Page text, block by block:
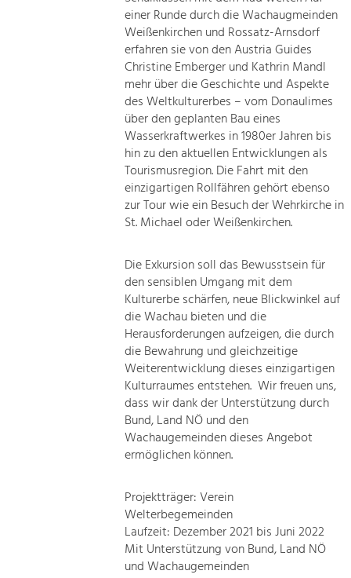
einer Runde durch die Wachaugmeinden
Weißenkirchen und Rossatz-Arnsdorf
erfahren sie von den Austria Guides
Christine Emberger und Kathrin Mandl
mehr über die Geschichte und Aspekte
des Weltkulturerbes – vom Donaulimes
über den geplanten Bau eines
Wasserkraftwerkes in 1980er Jahren bis
hin zu den aktuellen Entwicklungen als
Tourismusregion. Die Fahrt mit den
einzigartigen Rollfähren gehört ebenso
zur Tour wie ein Besuch der Wehrkirche in
St. Michael oder Weißenkirchen.
Die Exkursion soll das Bewusstsein für
den sensiblen Umgang mit dem
Kulturerbe schärfen, neue Blickwinkel auf
die Wachau bieten und die
Herausforderungen aufzeigen, die durch
die Bewahrung und gleichzeitige
Weiterentwicklung dieses einzigartigen
Kulturraumes entstehen. Wir freuen uns,
dass wir dank der Unterstützung durch
Bund, Land NÖ und den
Wachaugemeinden dieses Angebot
ermöglichen können.
Projektträger: Verein
Welterbegemeinden
Laufzeit: Dezember 2021 bis Juni 2022
Mit Unterstützung von Bund, Land NÖ
und Wachaugemeinden